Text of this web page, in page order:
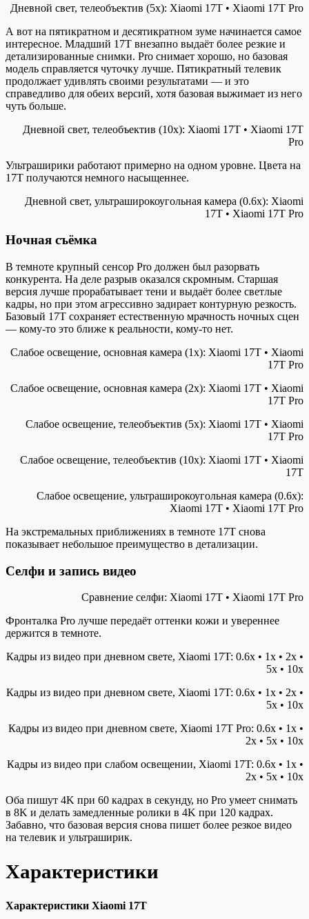
Дневной свет, телеобъектив (5x): Xiaomi 17T • Xiaomi 17T Pro
А вот на пятикратном и десятикратном зуме начинается самое
интересное. Младший 17T внезапно выдаёт более резкие и
детализированные снимки. Pro снимает хорошо, но базовая
модель справляется чуточку лучше. Пятикратный телевик
продолжает удивлять своими результатами — и это
справедливо для обеих версий, хотя базовая выжимает из него
чуть больше.
Дневной свет, телеобъектив (10x): Xiaomi 17T • Xiaomi 17T
Pro
Ультраширики работают примерно на одном уровне. Цвета на
17T получаются немного насыщеннее.
Дневной свет, ультраширокоугольная камера (0.6x): Xiaomi
17T • Xiaomi 17T Pro
Ночная съёмка
В темноте крупный сенсор Pro должен был разорвать
конкурента. На деле разрыв оказался скромным. Старшая
версия лучше прорабатывает тени и выдаёт более светлые
кадры, но при этом агрессивно задирает контурную резкость.
Базовый 17T сохраняет естественную мрачность ночных сцен
— кому-то это ближе к реальности, кому-то нет.
Слабое освещение, основная камера (1x): Xiaomi 17T • Xiaomi
17T Pro
Слабое освещение, основная камера (2x): Xiaomi 17T • Xiaomi
17T Pro
Слабое освещение, телеобъектив (5x): Xiaomi 17T • Xiaomi
17T Pro
Слабое освещение, телеобъектив (10x): Xiaomi 17T • Xiaomi
17T
Слабое освещение, ультраширокоугольная камера (0.6x):
Xiaomi 17T • Xiaomi 17T Pro
На экстремальных приближениях в темноте 17T снова
показывает небольшое преимущество в детализации.
Селфи и запись видео
Сравнение селфи: Xiaomi 17T • Xiaomi 17T Pro
Фронталка Pro лучше передаёт оттенки кожи и увереннее
держится в темноте.
Кадры из видео при дневном свете, Xiaomi 17T: 0.6x • 1x • 2x •
5x • 10x
Кадры из видео при дневном свете, Xiaomi 17T: 0.6x • 1x • 2x •
5x • 10x
Кадры из видео при дневном свете, Xiaomi 17T Pro: 0.6x • 1x •
2x • 5x • 10x
Кадры из видео при слабом освещении, Xiaomi 17T: 0.6x • 1x •
2x • 5x • 10x
Оба пишут 4K при 60 кадрах в секунду, но Pro умеет снимать
в 8K и делать замедленные ролики в 4K при 120 кадрах.
Забавно, что базовая версия снова пишет более резкое видео
на телевик и ультраширик.
Характеристики
Характеристики Xiaomi 17T